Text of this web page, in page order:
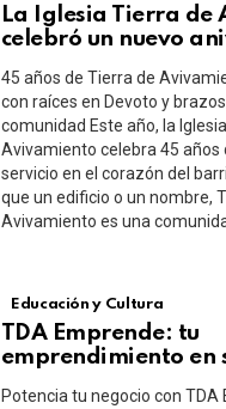
La Iglesia Tierra de
celebró un nuevo
45 años de Tierra de
con raíces en Devoto y
comunidad Este año, la
Avivamiento celebra 45 años
servicio en el corazón del
que un edificio o un nombre,
Avivamiento es una
Educación y Cultura
TDA Emprende: tu
emprendimiento en
Potencia tu negocio con TDA